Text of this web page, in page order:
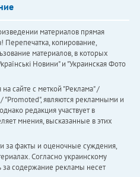
материалов прямая
Перепечатка, копирование,
материалов, в которых
Новини" и "Украинская Фото
сайте с меткой "Реклама" /
"Promoted", являются рекламными и
редакция участвует в
мнения, высказанные в этих
за факты и оценочные суждения,
Согласно украинскому
за содержание рекламы несет